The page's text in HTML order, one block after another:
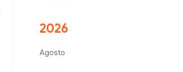
2026
Agosto